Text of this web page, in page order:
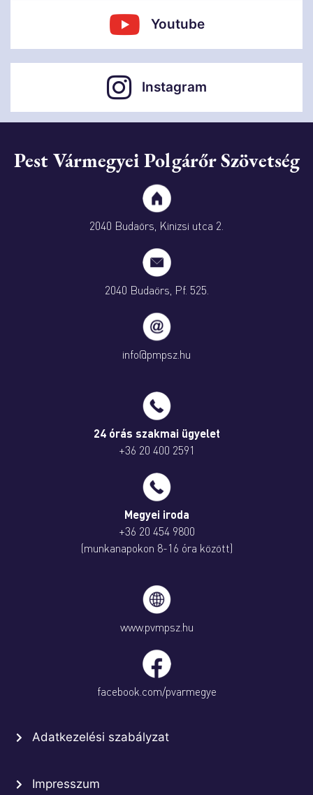
Youtube
Instagram
Pest Vármegyei Polgárőr Szövetség
2040 Budaörs, Kinizsi utca 2.
2040 Budaörs, Pf. 525.
info@pmpsz.hu
24 órás szakmai ügyelet
+36 20 400 2591
Megyei iroda
+36 20 454 9800
(munkanapokon 8-16 óra között)
www.pvmpsz.hu
facebook.com/pvarmegye
Adatkezelési szabályzat
Impresszum